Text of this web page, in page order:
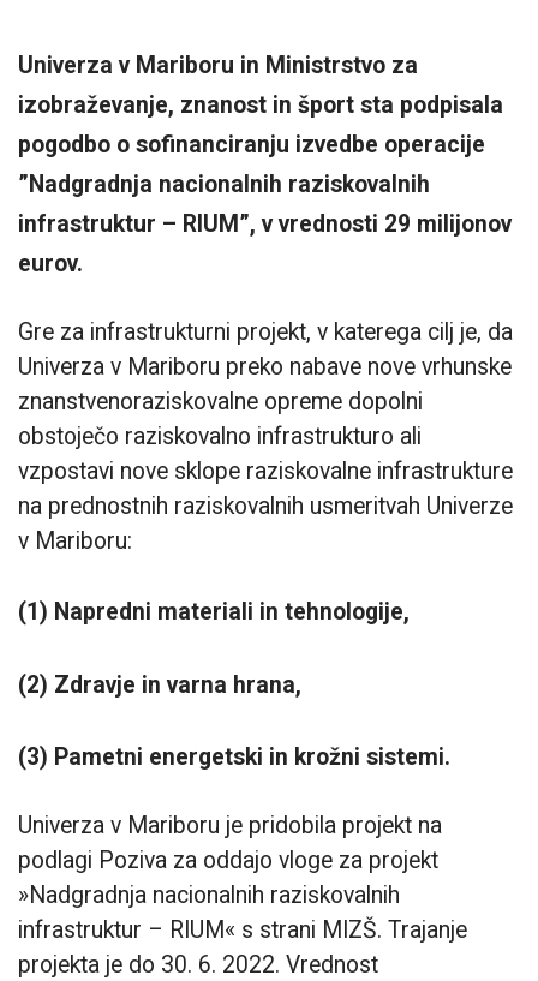
Univerza v Mariboru in Ministrstvo za
izobraževanje, znanost in šport sta podpisala
pogodbo o sofinanciranju izvedbe operacije
”Nadgradnja nacionalnih raziskovalnih
infrastruktur – RIUM”, v vrednosti 29 milijonov
eurov.
Gre za infrastrukturni projekt, v katerega cilj je, da
Univerza v Mariboru preko nabave nove vrhunske
znanstvenoraziskovalne opreme dopolni
obstoječo raziskovalno infrastrukturo ali
vzpostavi nove sklope raziskovalne infrastrukture
na prednostnih raziskovalnih usmeritvah Univerze
v Mariboru:
(1) Napredni materiali in tehnologije,
(2) Zdravje in varna hrana,
(3) Pametni energetski in krožni sistemi.
Univerza v Mariboru je pridobila projekt na
podlagi Poziva za oddajo vloge za projekt
»Nadgradnja nacionalnih raziskovalnih
infrastruktur – RIUM« s strani MIZŠ. Trajanje
projekta je do 30. 6. 2022. Vrednost